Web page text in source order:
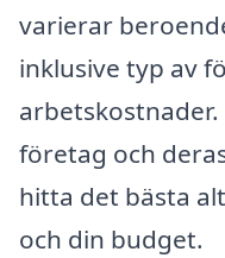
varierar
inklusive typ av
företag och
hitta det bästa
och din budget.